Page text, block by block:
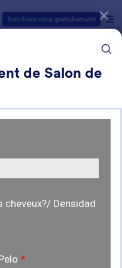
Inscrivez-vous gratuitement
de Salon de
de